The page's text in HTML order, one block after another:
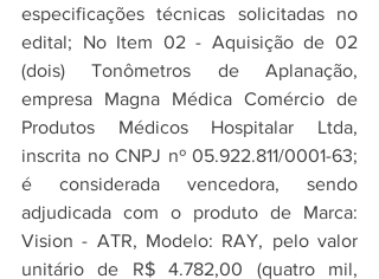
especificações técnicas solicitadas no
edital; No Item 02 - Aquisição de 02
(dois) Tonômetros de Aplanação,
empresa Magna Médica Comércio de
Produtos Médicos Hospitalar Ltda,
inscrita no CNPJ nº 05.922.811/0001-63;
é considerada vencedora, sendo
adjudicada com o produto de Marca:
Vision - ATR, Modelo: RAY, pelo valor
unitário de R$ 4.782,00 (quatro mil,